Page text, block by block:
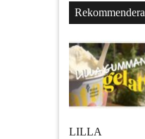
LILLA